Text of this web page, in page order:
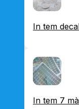
In tem
In tem 7